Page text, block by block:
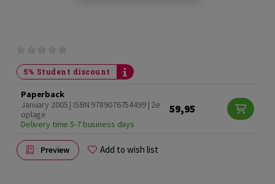
5% Student discount
Paperback
January 2005 | ISBN 9789076754499 | 2e
oplage
Delivery time 5-7 business days
59,95
Preview Add to wish list